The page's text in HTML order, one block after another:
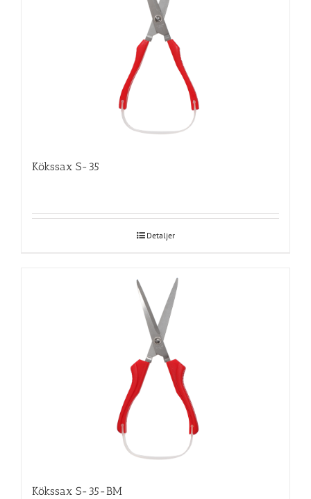
Kökssax S-35
Detaljer
Kökssax S-35-BM